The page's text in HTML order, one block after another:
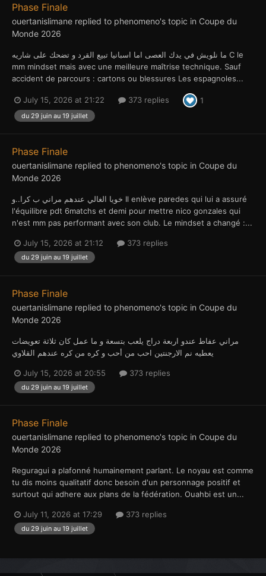
Phase Finale
ouertanislimane replied to phenomeno's topic in Coupe du
Monde 2026
ما نلويش في يدك العصى اما اسبانيا تبيع القرد و تضحك على شاريه C le
mm mindset mais avec une meilleure maîtrise technique. Sauf
accident de parcours : cartons ou blessures Les espagnoles...
July 15, 2026 at 21:22 373 replies 1
du 29 juin au 19 juillet
Phase Finale
ouertanislimane replied to phenomeno's topic in Coupe du
Monde 2026
خويا الغالي عندهم مراني ب كرا..و Il enlève paredes qui lui a assuré
l'équilibre pdt 6matchs et demi pour mettre nico gonzales qui
n'est mm pas performant avec son club. Le mindset a changé :...
July 15, 2026 at 21:12 373 replies
du 29 juin au 19 juillet
Phase Finale
ouertanislimane replied to phenomeno's topic in Coupe du
Monde 2026
مراني عفاط عندو اربعة دراج يلعب بتسعة و ما عمل كان ثلاثة تعويضات
يعطيه نم الارجنتين احب من أحب و كره من كره عندهم القلاوي
July 15, 2026 at 20:55 373 replies
du 29 juin au 19 juillet
Phase Finale
ouertanislimane replied to phenomeno's topic in Coupe du
Monde 2026
Reguragui a plafonné humainement parlant. Le noyau est comme
tu dis moins qualitatif donc besoin d'un personnage positif et
surtout qui adhere aux plans de la fédération. Ouahbi est un...
July 11, 2026 at 17:29 373 replies
du 29 juin au 19 juillet